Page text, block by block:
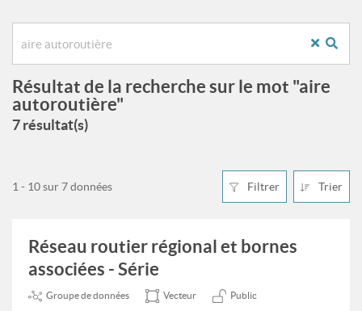
Résultat de la recherche sur le mot "aire
autoroutière"
7 résultat(s)
Filtrer Trier
1 - 10 sur 7 données
Réseau routier régional et bornes
associées - Série
Groupe de données Vecteur Public